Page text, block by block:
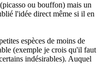
ou bouffon) mais un
l'idée direct même si il en
espèces de moins de
(exemple je crois qu'il faut
indésirables). Auquel